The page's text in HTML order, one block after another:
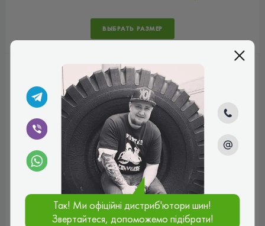
ВЫБРАТЬ РАЗМЕР
Apollo Aspire 4G+
Так! Ми офіційні дистриб'ютори шин!
Звертайтеся, допоможемо підібрати!